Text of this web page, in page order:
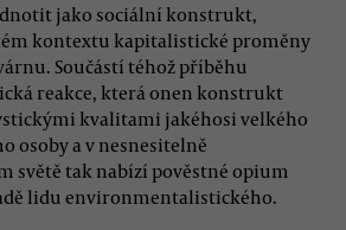
jako sociální konstrukt,
kontextu kapitalistické proměny
Součástí téhož příběhu
reakce, která onen konstrukt
kvalitami jakéhosi velkého
osoby a v nesnesitelně
světě tak nabízí pověstné opium
lidu environmentalistického.